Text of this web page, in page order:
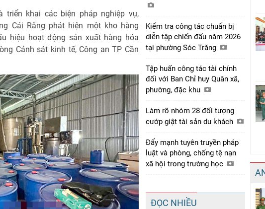
khai các biện pháp nghiệp vụ,
Cái Răng phát hiện một kho hàng
hiệu hoạt động sản xuất hàng hóa
Cảnh sát kinh tế, Công an TP Cần
Kiểm tra công tác chuẩn bị
diễn tập chiến đấu năm 2026
tại phường Sóc Trăng
Tập huấn công tác tài chính
đối với Ban Chỉ huy Quân xã,
phường, đặc khu
Làm rõ nhóm 28 đối tượng
cướp giật tài sản du khách
Đẩy mạnh tuyên truyền pháp
luật và phòng, chống tệ nạn
xã hội trong trường học
ĐỌC NHIỀU